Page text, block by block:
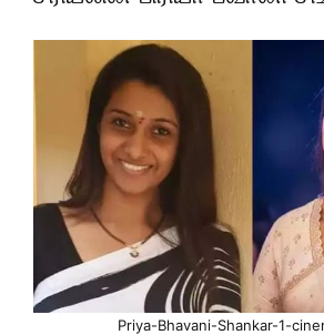
Priya-Bhavani-Shankar-1-